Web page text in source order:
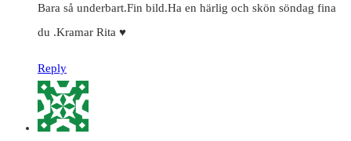
Bara så underbart.Fin bild.Ha en härlig och skön söndag fina
du .Kramar Rita ♥
Reply